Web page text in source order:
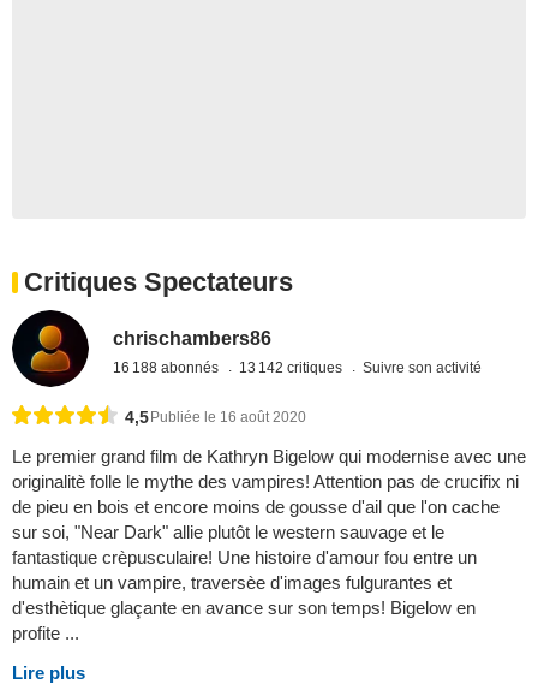
Critiques Spectateurs
chrischambers86
16 188 abonnés 13 142 critiques Suivre son activité
4,5 Publiée le 16 août 2020
Le premier grand film de Kathryn Bigelow qui modernise avec une
originalitè folle le mythe des vampires! Attention pas de crucifix ni
de pieu en bois et encore moins de gousse d'ail que l'on cache
sur soi, "Near Dark" allie plutôt le western sauvage et le
fantastique crèpusculaire! Une histoire d'amour fou entre un
humain et un vampire, traversèe d'images fulgurantes et
d'esthètique glaçante en avance sur son temps! Bigelow en
profite ...
Lire plus